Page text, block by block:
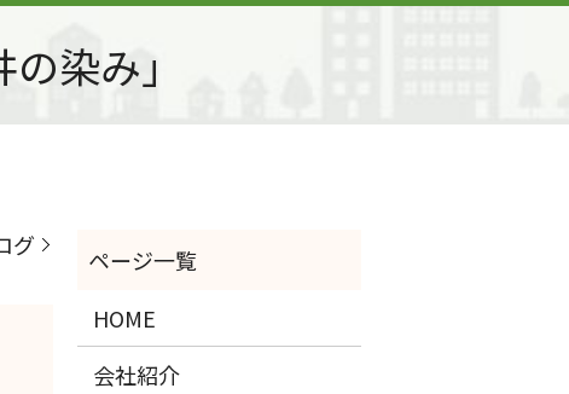
染み」
グ
HOME
会社紹介